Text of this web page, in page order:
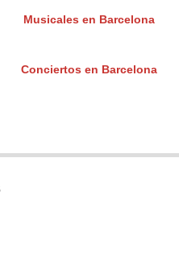
Musicales en Barcelona
Conciertos en Barcelona